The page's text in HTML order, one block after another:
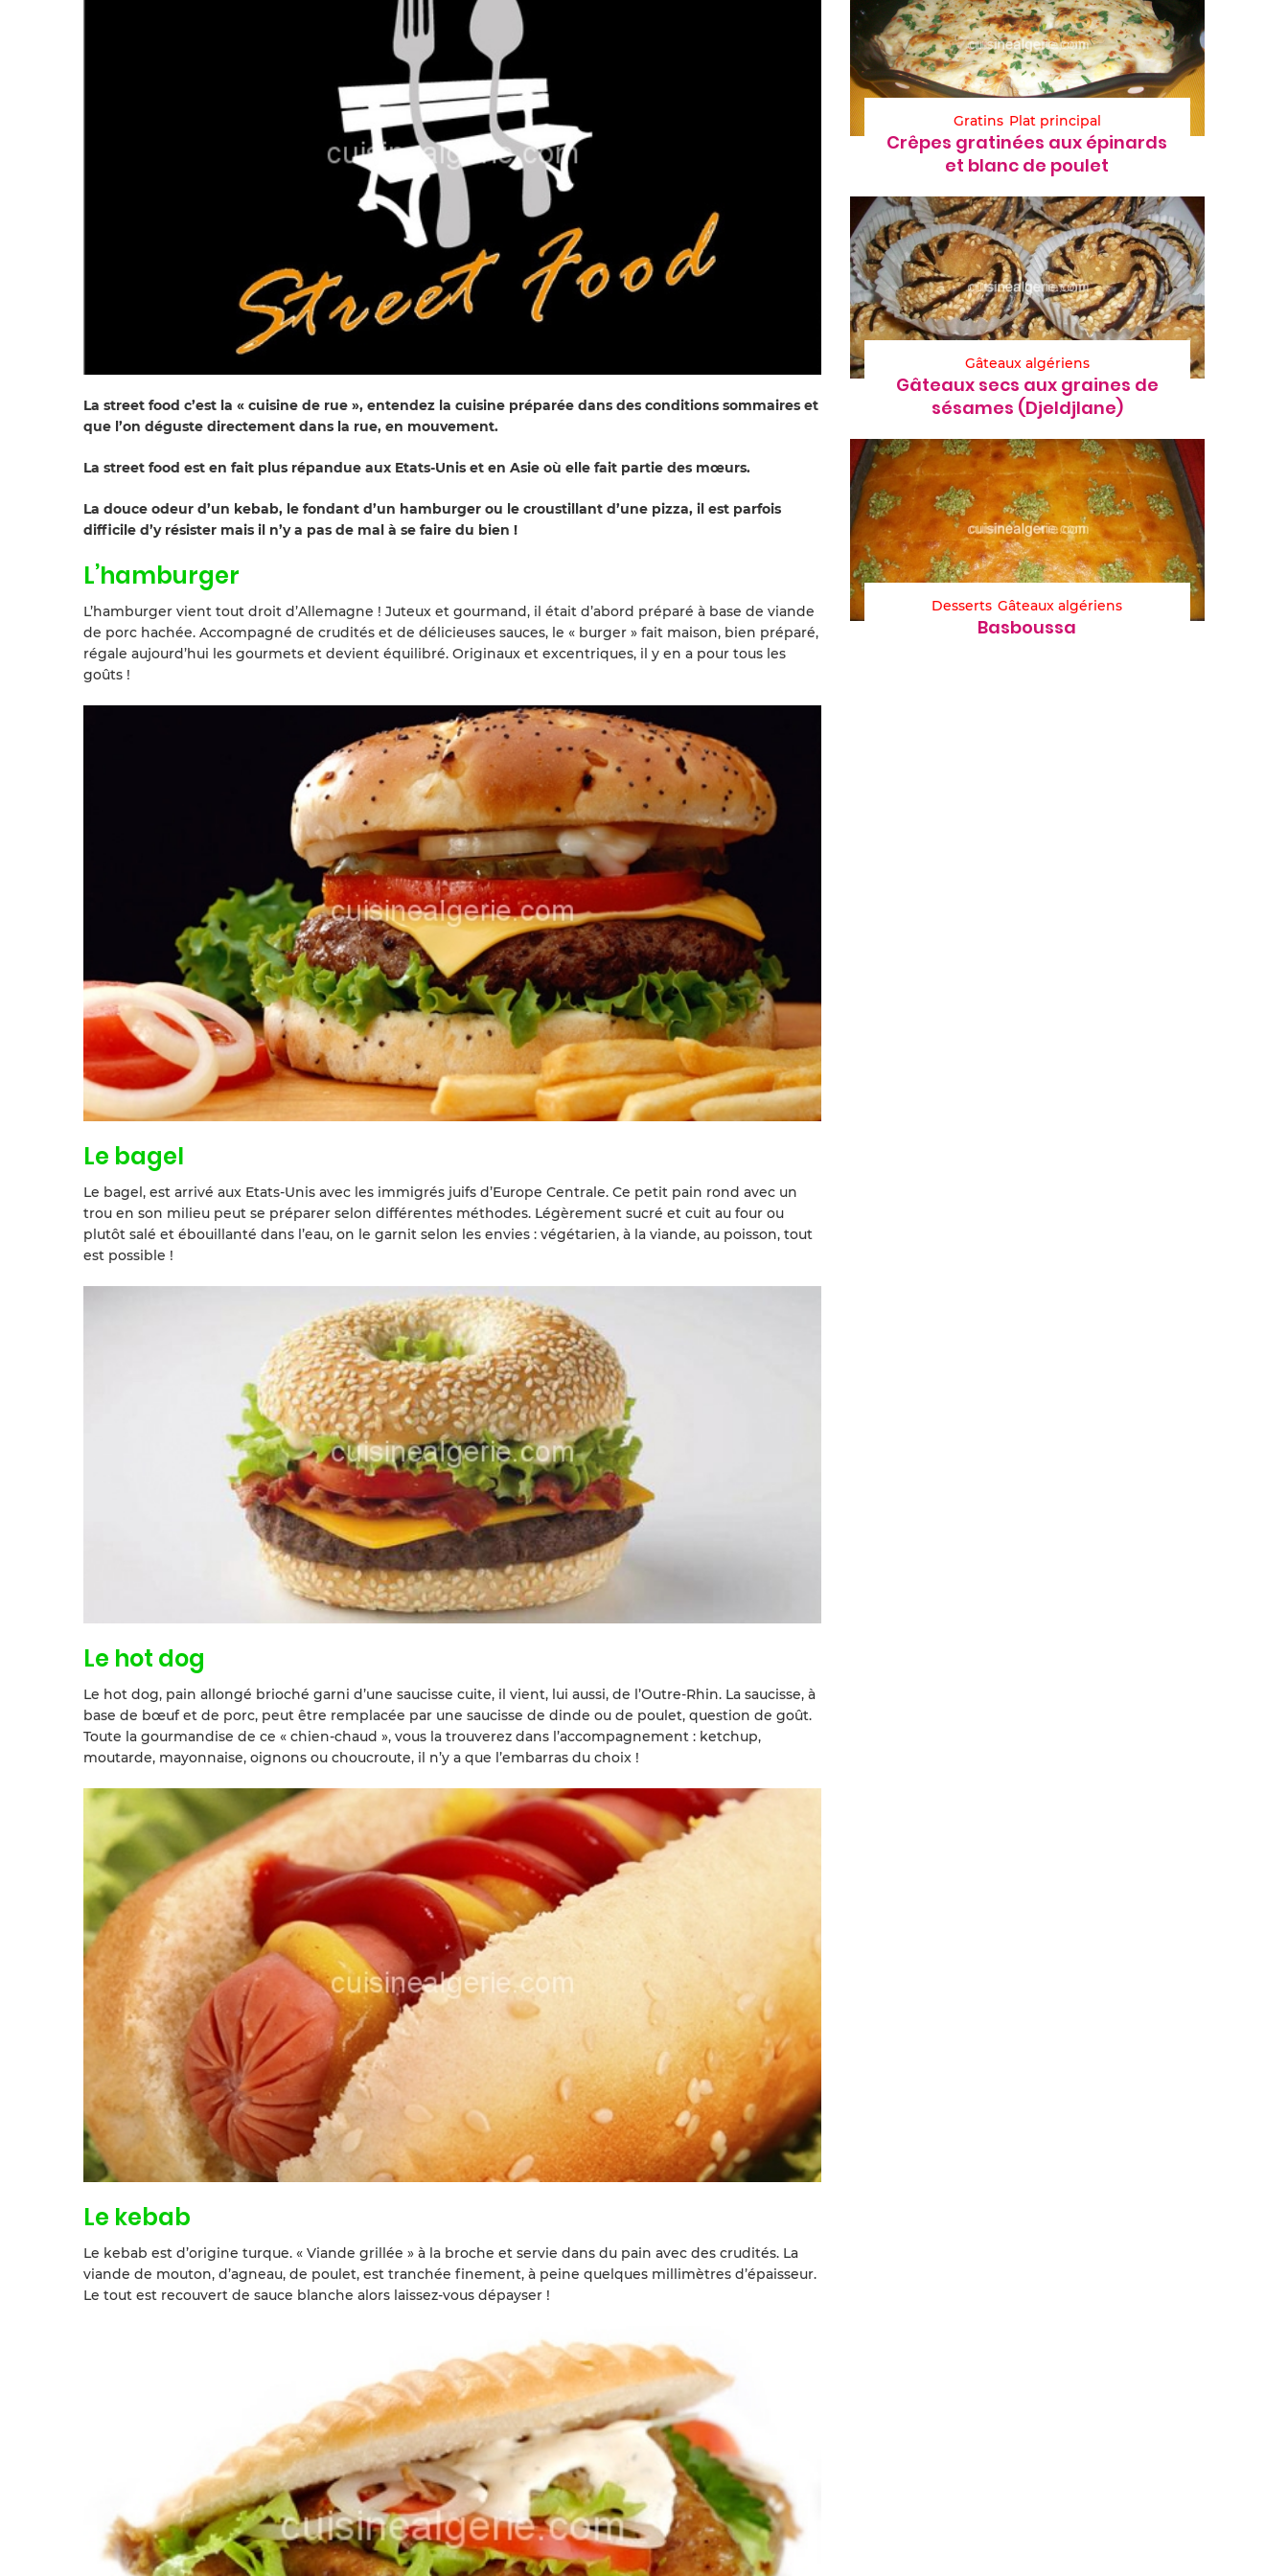
La street food c’est la « cuisine de rue », entendez la cuisine préparée dans des conditions sommaires et
que l’on déguste directement dans la rue, en mouvement.
La street food est en fait plus répandue aux Etats-Unis et en Asie où elle fait partie des mœurs.
La douce odeur d’un kebab, le fondant d’un hamburger ou le croustillant d’une pizza, il est parfois
difficile d’y résister mais il n’y a pas de mal à se faire du bien !
L’hamburger
L’hamburger vient tout droit d’Allemagne ! Juteux et gourmand, il était d’abord préparé à base de viande
de porc hachée. Accompagné de crudités et de délicieuses sauces, le « burger » fait maison, bien préparé,
régale aujourd’hui les gourmets et devient équilibré. Originaux et excentriques, il y en a pour tous les
goûts !
Le bagel
Le bagel, est arrivé aux Etats-Unis avec les immigrés juifs d’Europe Centrale. Ce petit pain rond avec un
trou en son milieu peut se préparer selon différentes méthodes. Légèrement sucré et cuit au four ou
plutôt salé et ébouillanté dans l’eau, on le garnit selon les envies : végétarien, à la viande, au poisson, tout
est possible !
Le hot dog
Le hot dog, pain allongé brioché garni d’une saucisse cuite, il vient, lui aussi, de l’Outre-Rhin. La saucisse, à
base de bœuf et de porc, peut être remplacée par une saucisse de dinde ou de poulet, question de goût.
Toute la gourmandise de ce « chien-chaud », vous la trouverez dans l’accompagnement : ketchup,
moutarde, mayonnaise, oignons ou choucroute, il n’y a que l’embarras du choix !
Le kebab
Le kebab est d’origine turque. « Viande grillée » à la broche et servie dans du pain avec des crudités. La
viande de mouton, d’agneau, de poulet, est tranchée finement, à peine quelques millimètres d’épaisseur.
Le tout est recouvert de sauce blanche alors laissez-vous dépayser !
Gratins Plat principal
Crêpes gratinées aux épinards
et blanc de poulet
Gâteaux algériens
Gâteaux secs aux graines de
sésames (Djeldjlane)
Desserts Gâteaux algériens
Basboussa